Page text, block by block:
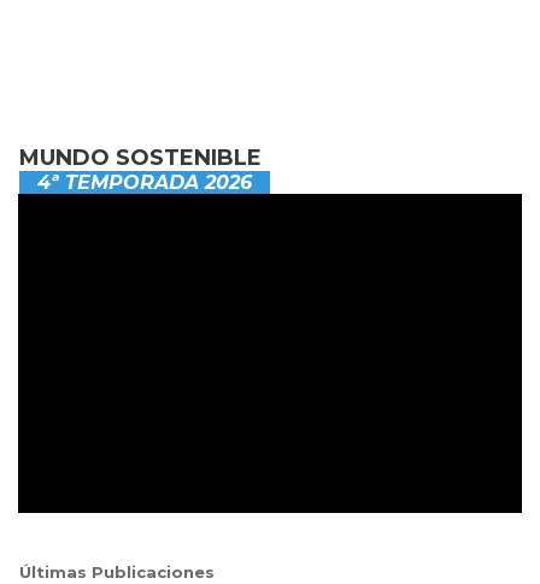
MUNDO SOSTENIBLE
4ª TEMPORADA 2026
Últimas Publicaciones